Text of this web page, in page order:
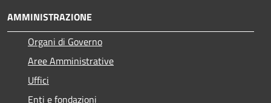
AMMINISTRAZIONE
Organi di Governo
Aree Amministrative
Uffici
Enti e fondazioni